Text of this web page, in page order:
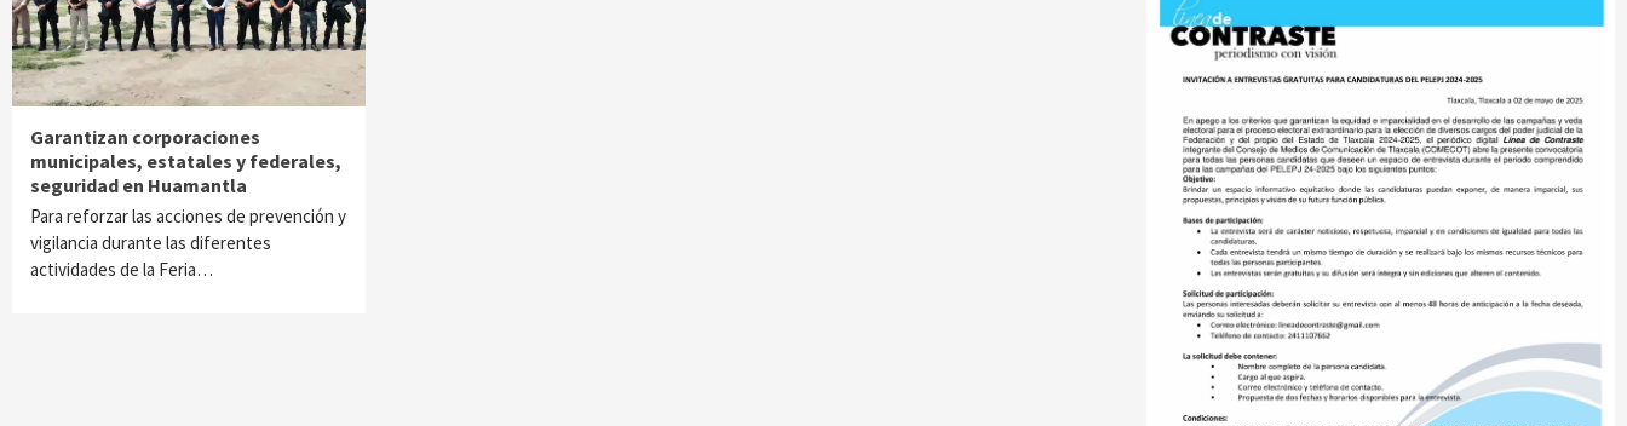
Garantizan corporaciones
municipales, estatales y federales,
seguridad en Huamantla
Para reforzar las acciones de prevención y
vigilancia durante las diferentes
actividades de la Feria…